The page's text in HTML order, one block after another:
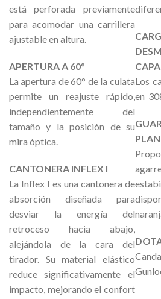
está perforada previamente
para acomodar una carrillera
ajustable en altura.
APERTURA A 60°
La apertura de 60° de la culata
permite un reajuste rápido,
independientemente del
tamaño y la posición de su
mira óptica.
CANTONERA INFLEX I
La Inflex I es una cantonera de
absorción diseñada para
desviar la energía del
retroceso hacia abajo,
alejándola de la cara del
tirador. Su material elástico
reduce significativamente el
impacto, mejorando el confort
Los
en